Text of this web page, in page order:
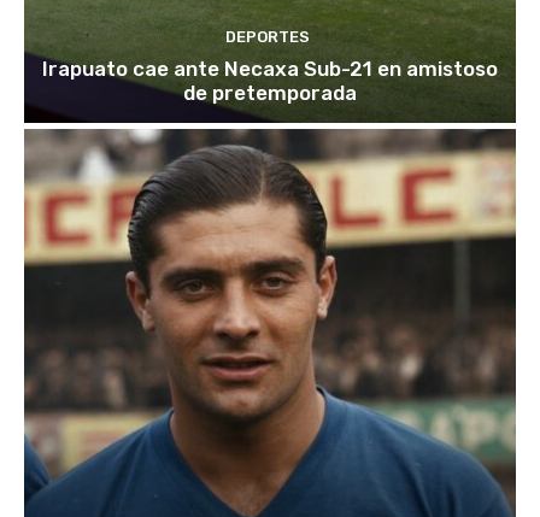
DEPORTES
Irapuato cae ante Necaxa Sub-21 en amistoso
de pretemporada